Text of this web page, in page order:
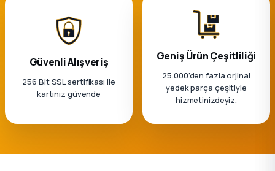
Güvenli Alışveriş
256 Bit SSL sertifikası ile
kartınız güvende
Geniş Ürün Çeşitliliği
25.000'den fazla orjinal
yedek parça çeşitiyle
hizmetinizdeyiz.